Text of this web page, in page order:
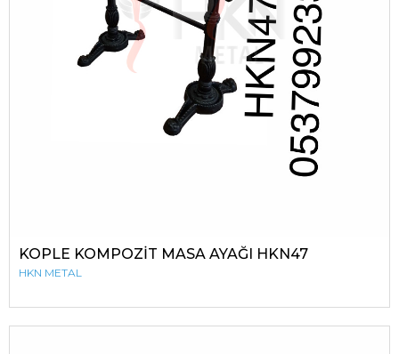
KOPLE KOMPOZİT MASA AYAĞI HKN47
HKN METAL